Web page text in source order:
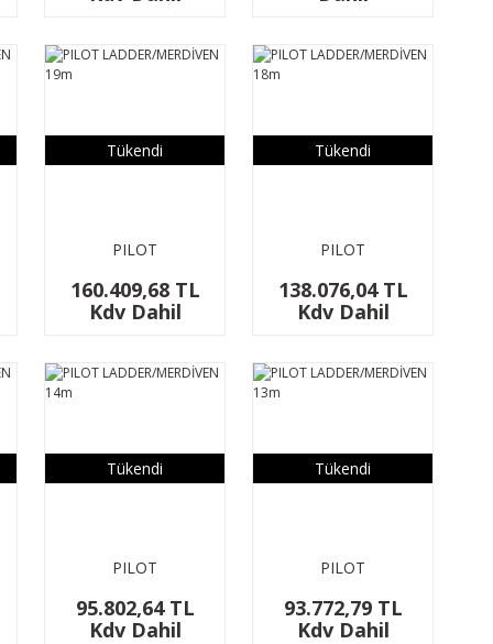
Tükendi
PILOT
19m
160.409,68 TL
Kdv Dahil
Tükendi
PILOT
18m
138.076,04 TL
Kdv Dahil
Tükendi
PILOT
14m
95.802,64 TL
Kdv Dahil
Tükendi
PILOT
13m
93.772,79 TL
Kdv Dahil